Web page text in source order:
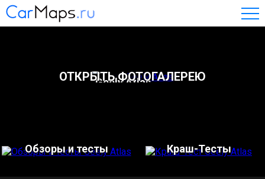
Geely Atlas
ОТКРЫТЬ ФОТОГАЛЕРЕЮ
Обзоры и тесты Краш-Тесты